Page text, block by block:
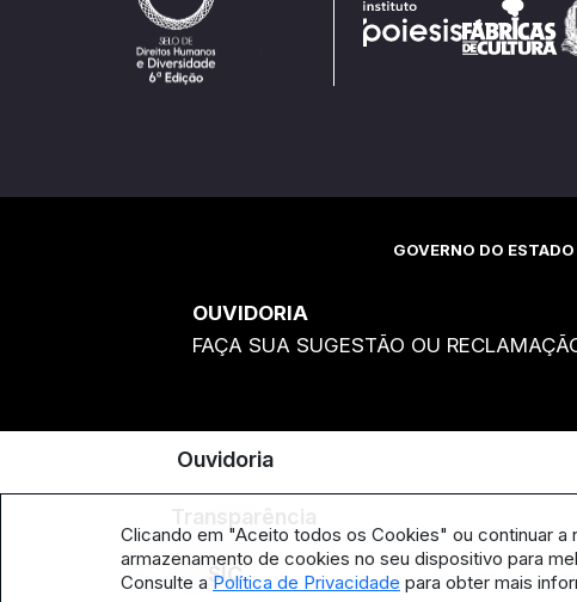
GOVERNO DO
OUVIDORIA
FAÇA SUA SUGESTÃO OU
Ouvidoria
SIC
Clicando em "Aceito todos os Cookies" ou continuar
armazenamento de cookies no seu dispositivo para
Consulte a Política de Privacidade para obter mais